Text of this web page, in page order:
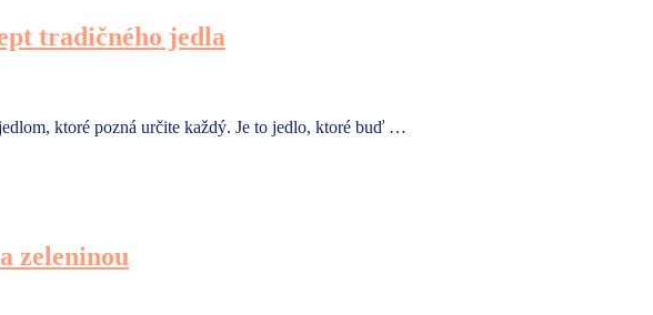
tradičného jedla
ktoré pozná určite každý. Je to jedlo, ktoré buď …
zeleninou